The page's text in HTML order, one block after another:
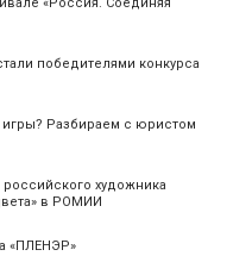
«Россия. Соединяя
победителями конкурса
игры? Разбираем с юристом
художника
в РОМИИ
«ПЛЕНЭР»